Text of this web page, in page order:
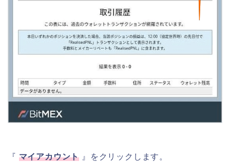
『 マイアカウント 』をクリックします。